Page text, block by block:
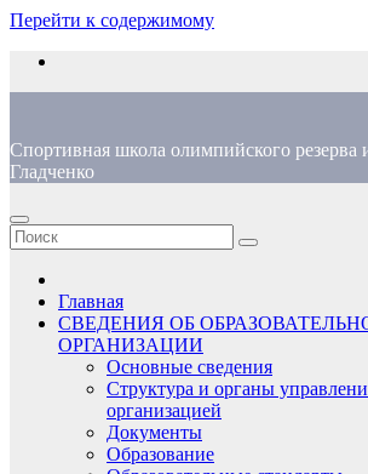
Перейти к содержимому
Спортивная школа олимпийского
Гладченко
Главная
СВЕДЕНИЯ ОБ
ОРГАНИЗАЦИИ
Основные сведения
Структура и органы
организацией
Документы
Образование